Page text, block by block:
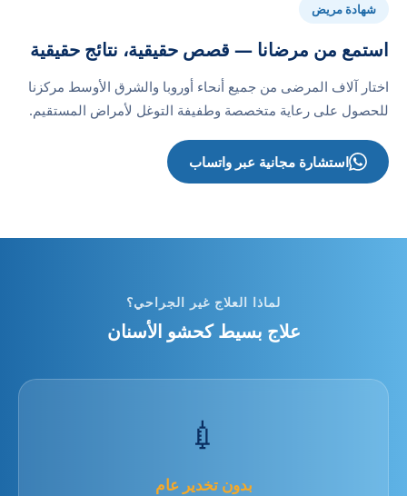
شهادة مريض
استمع من مرضانا — قصص حقيقية، نتائج حقيقية
اختار آلاف المرضى من جميع أنحاء أوروبا والشرق الأوسط مركزنا
للحصول على رعاية متخصصة وطفيفة التوغل لأمراض المستقيم.
استشارة مجانية عبر واتساب
لماذا العلاج غير الجراحي؟
علاج بسيط كحشو الأسنان
💉
بدون تخدير عام